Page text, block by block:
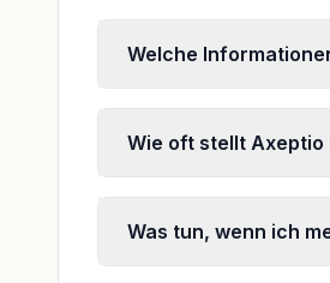
Welche
Wie oft stellt Axeptio
Was tun, wenn ich